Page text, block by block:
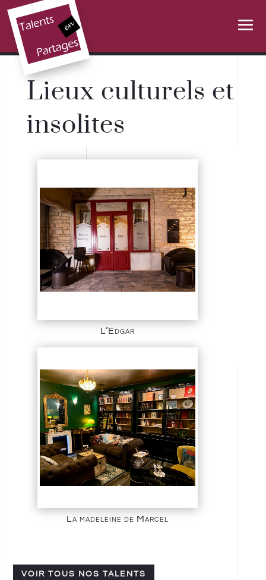
Lieux culturels et
insolites
L’Edgar
La madeleine de Marcel
VOIR TOUS NOS TALENTS